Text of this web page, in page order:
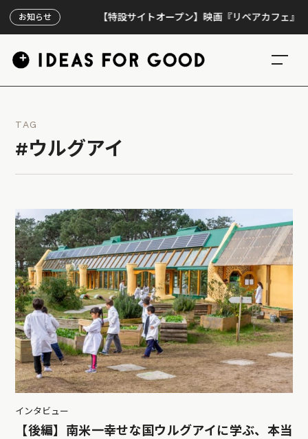
お知らせ 【特設サイトオープン】映画『リペアカフェ』、上映
TAG
#ウルグアイ
インタビュー
【後編】南米一幸せな国ウルグアイに学ぶ、本当